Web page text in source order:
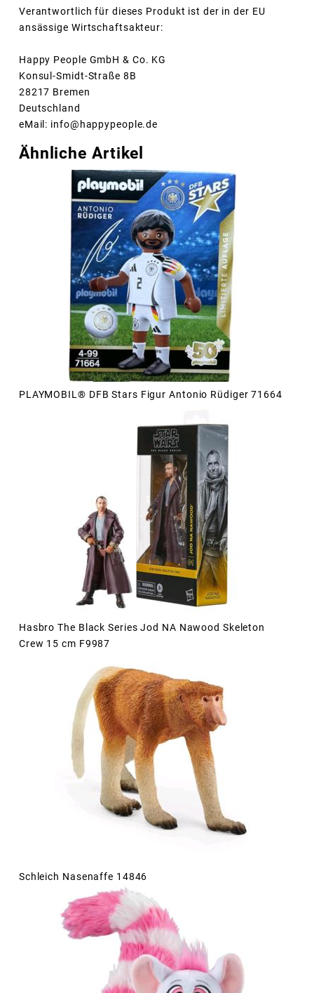
Verantwortlich für dieses Produkt ist der in der EU
ansässige Wirtschaftsakteur:
Happy People GmbH & Co. KG
Konsul-Smidt-Straße 8B
28217 Bremen
Deutschland
eMail: info@happypeople.de
Ähnliche Artikel
PLAYMOBIL® DFB Stars Figur Antonio Rüdiger 71664
Hasbro The Black Series Jod NA Nawood Skeleton
Crew 15 cm F9987
Schleich Nasenaffe 14846